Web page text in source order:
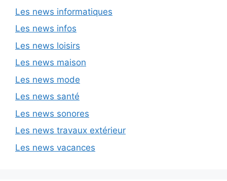
Les news informatiques
Les news infos
Les news loisirs
Les news maison
Les news mode
Les news santé
Les news sonores
Les news travaux extérieur
Les news vacances